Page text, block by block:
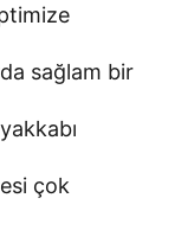
sağlam bir
çok